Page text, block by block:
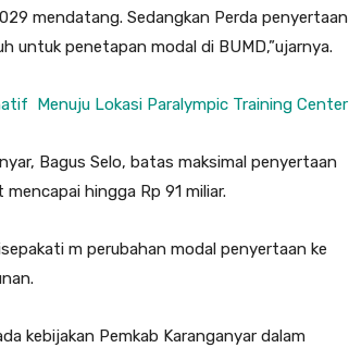
mendatang. Sedangkan Perda penyertaan
untuk penetapan modal di BUMD,”ujarnya.
Menuju Lokasi Paralympic Training Center
Bagus Selo, batas maksimal penyertaan
hingga Rp 91 miliar.
m perubahan modal penyertaan ke
kebijakan Pemkab Karanganyar dalam